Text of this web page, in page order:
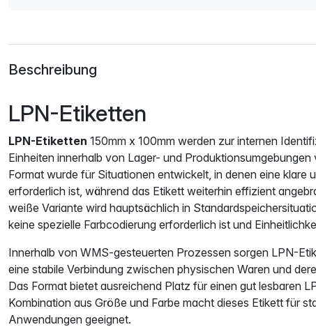
Beschreibung
LPN-Etiketten
LPN-Etiketten 150mm x 100mm werden zur internen
Einheiten innerhalb von Lager- und
Format wurde für Situationen entwickelt, in denen eine klare
erforderlich ist, während das Etikett weiterhin effizient
weiße Variante wird hauptsächlich in
keine spezielle Farbcodierung erforderlich ist und
Innerhalb von WMS-gesteuerten Prozessen sorgen LPN-
eine stabile Verbindung zwischen physischen Waren und
Das Format bietet ausreichend Platz für einen gut lesbaren
Kombination aus Größe und Farbe macht dieses Etikett für
Anwendungen geeignet.